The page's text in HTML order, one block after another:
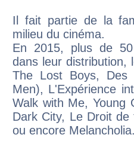
Il fait partie de la
milieu du cinéma.
En 2015, plus de
dans leur distribution,
The Lost Boys, Des
Men), L'Expérience
Walk with Me, Young
Dark City, Le Droit
ou encore